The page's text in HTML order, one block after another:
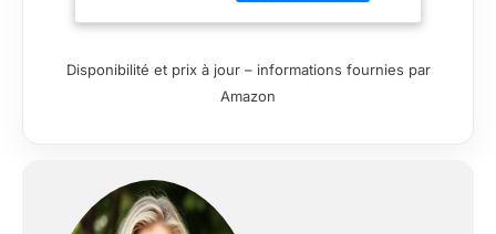
Disponibilité et prix à jour – informations fournies par
Amazon